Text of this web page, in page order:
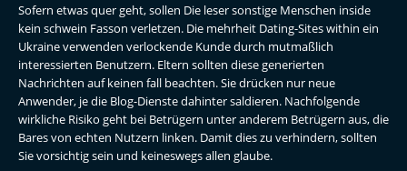
Sofern etwas quer geht, sollen Die leser sonstige Menschen inside
kein schwein Fasson verletzen. Die mehrheit Dating-Sites within ein
Ukraine verwenden verlockende Kunde durch mutmaßlich
interessierten Benutzern. Eltern sollten diese generierten
Nachrichten auf keinen fall beachten. Sie drücken nur neue
Anwender, je die Blog-Dienste dahinter saldieren. Nachfolgende
wirkliche Risiko geht bei Betrügern unter anderem Betrügern aus, die
Bares von echten Nutzern linken. Damit dies zu verhindern, sollten
Sie vorsichtig sein und keineswegs allen glaube.